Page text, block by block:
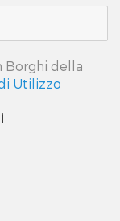
Borghi della
Utilizzo